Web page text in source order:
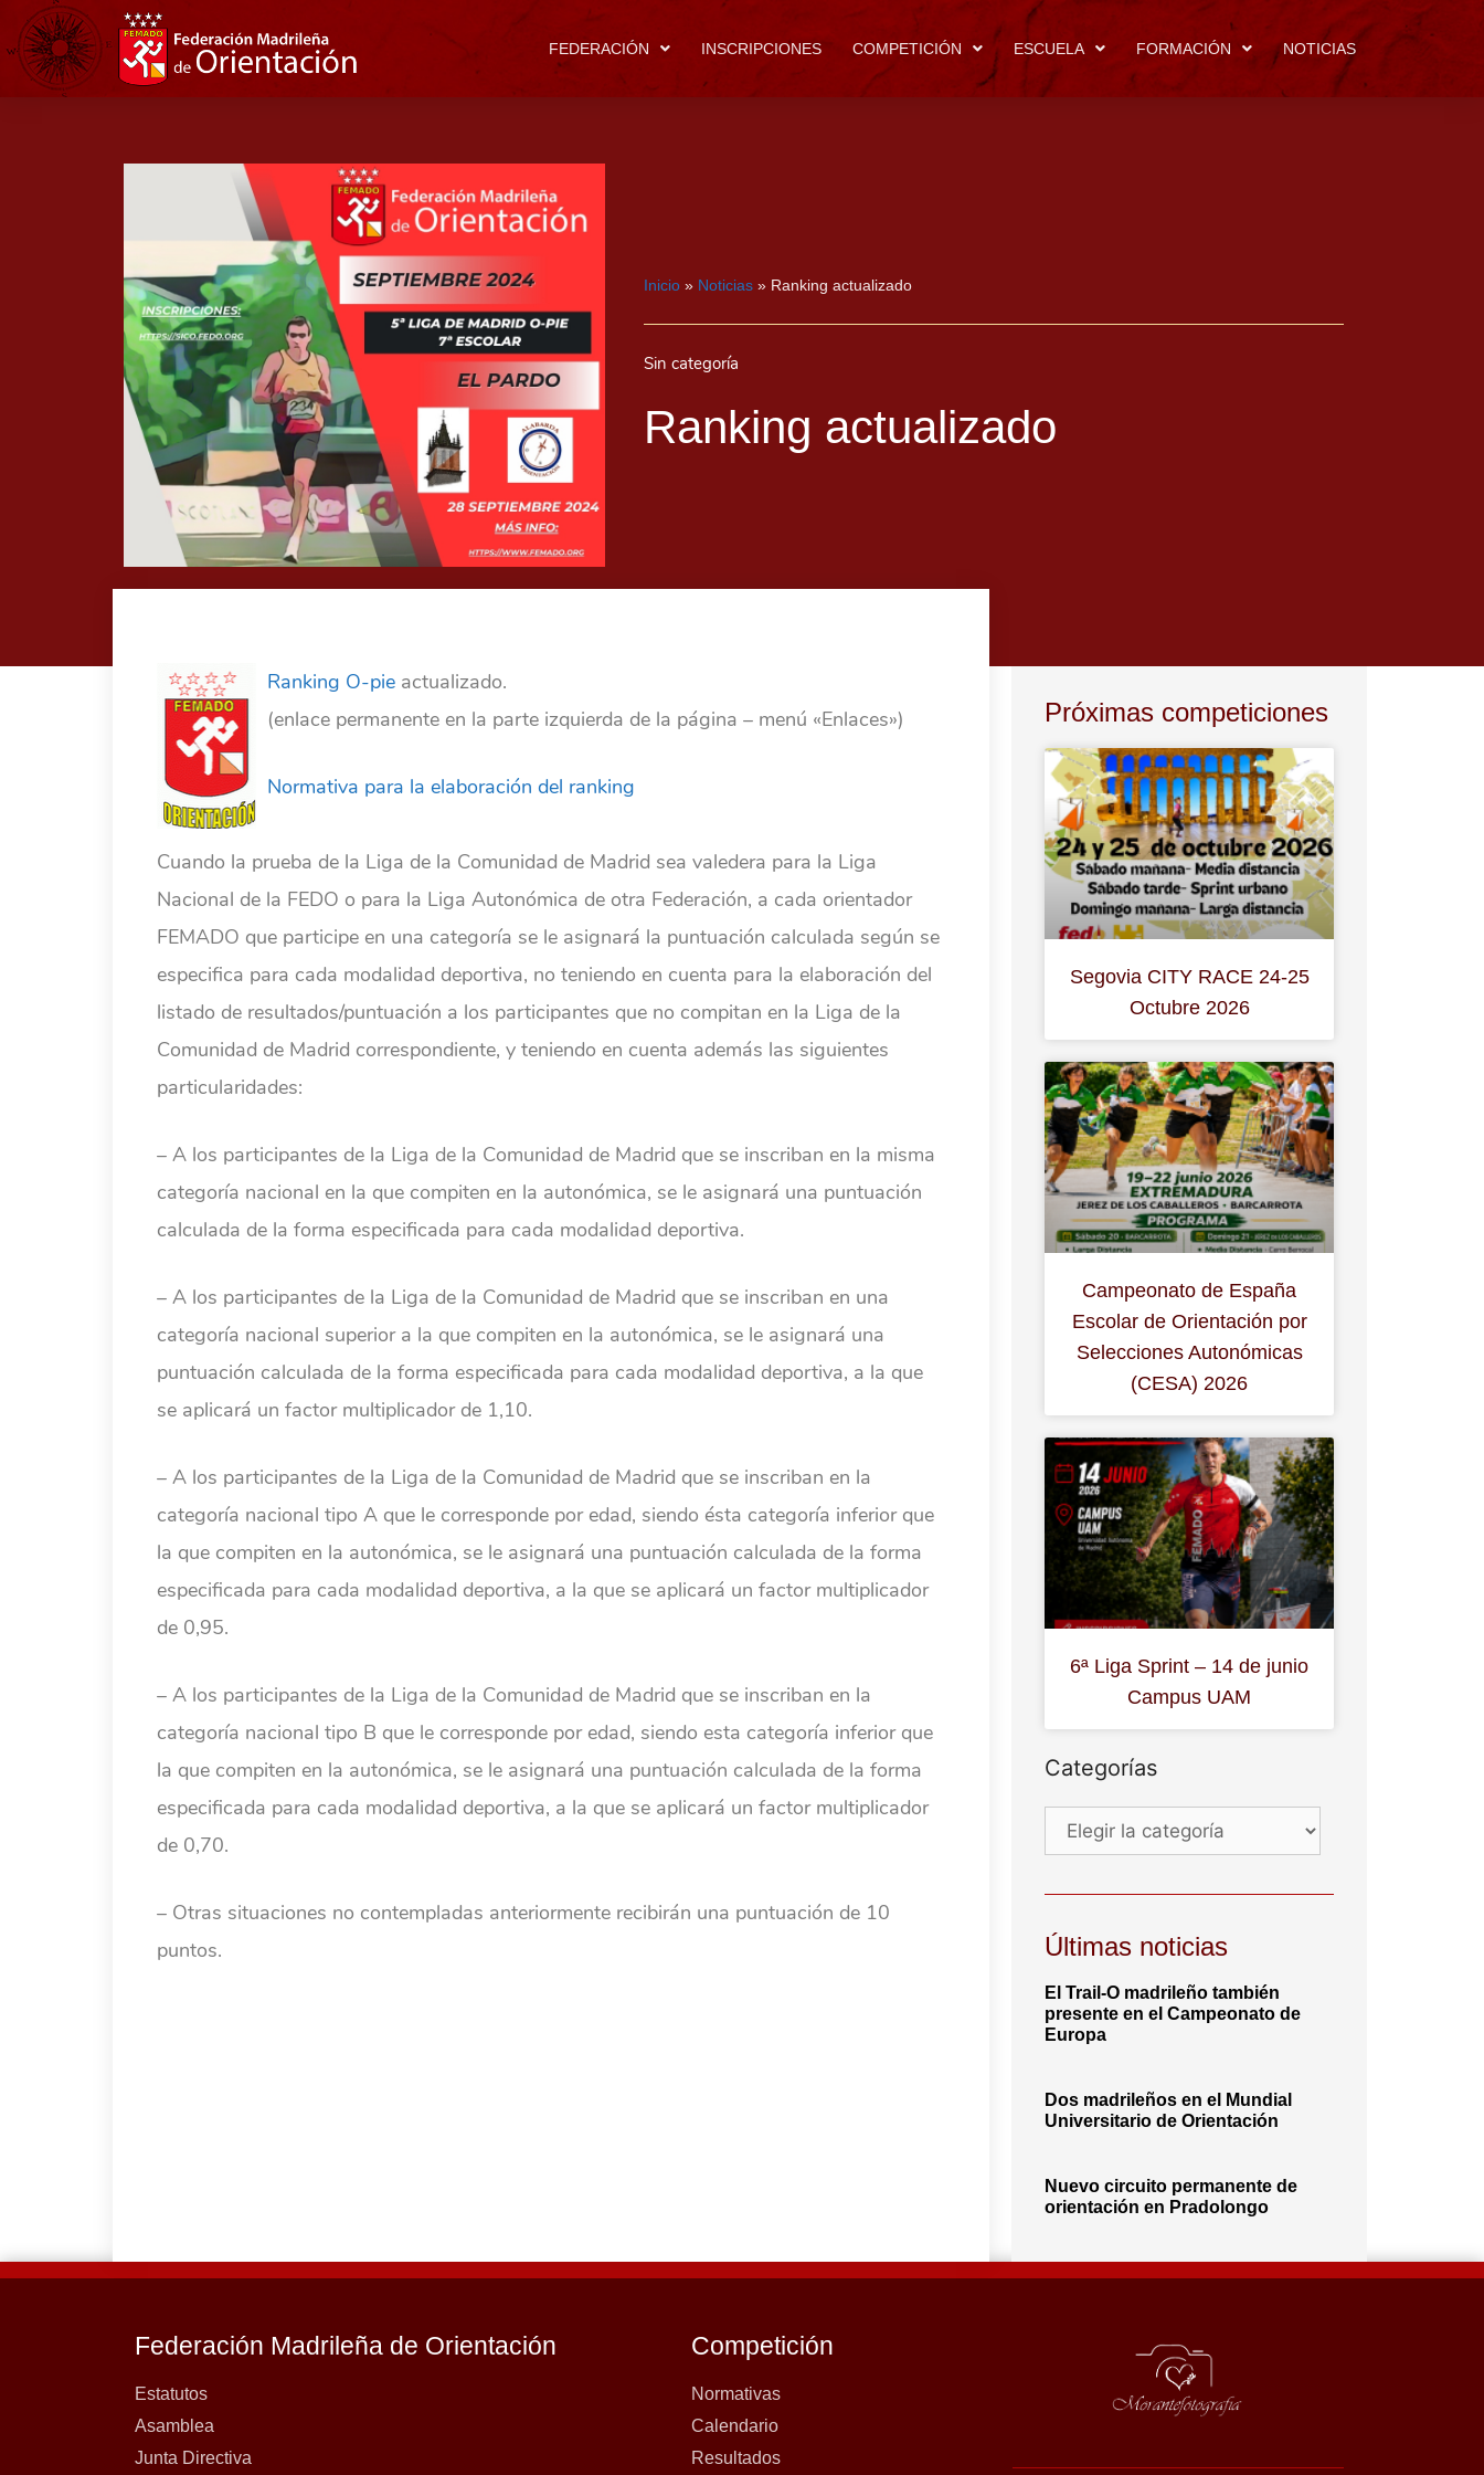
FEDERACIÓN INSCRIPCIONES COMPETICIÓN ESCUELA FORMACIÓN NOTICIAS
Inicio » Noticias » Ranking actualizado
Sin categoría
Ranking actualizado
Ranking O-pie actualizado.
(enlace permanente en la parte izquierda de la página – menú «Enlaces»)
Normativa para la elaboración del ranking
Cuando la prueba de la Liga de la Comunidad de Madrid sea valedera para la Liga
Nacional de la FEDO o para la Liga Autonómica de otra Federación, a cada orientador
FEMADO que participe en una categoría se le asignará la puntuación calculada según se
especifica para cada modalidad deportiva, no teniendo en cuenta para la elaboración del
listado de resultados/puntuación a los participantes que no compitan en la Liga de la
Comunidad de Madrid correspondiente, y teniendo en cuenta además las siguientes
particularidades:
– A los participantes de la Liga de la Comunidad de Madrid que se inscriban en la misma
categoría nacional en la que compiten en la autonómica, se le asignará una puntuación
calculada de la forma especificada para cada modalidad deportiva.
– A los participantes de la Liga de la Comunidad de Madrid que se inscriban en una
categoría nacional superior a la que compiten en la autonómica, se le asignará una
puntuación calculada de la forma especificada para cada modalidad deportiva, a la que
se aplicará un factor multiplicador de 1,10.
– A los participantes de la Liga de la Comunidad de Madrid que se inscriban en la
categoría nacional tipo A que le corresponde por edad, siendo ésta categoría inferior que
la que compiten en la autonómica, se le asignará una puntuación calculada de la forma
especificada para cada modalidad deportiva, a la que se aplicará un factor multiplicador
de 0,95.
– A los participantes de la Liga de la Comunidad de Madrid que se inscriban en la
categoría nacional tipo B que le corresponde por edad, siendo esta categoría inferior que
la que compiten en la autonómica, se le asignará una puntuación calculada de la forma
especificada para cada modalidad deportiva, a la que se aplicará un factor multiplicador
de 0,70.
– Otras situaciones no contempladas anteriormente recibirán una puntuación de 10
puntos.
Próximas competiciones
Segovia CITY RACE 24-25
Octubre 2026
Campeonato de España
Escolar de Orientación por
Selecciones Autonómicas
(CESA) 2026
6ª Liga Sprint – 14 de junio
Campus UAM
Categorías
Últimas noticias
El Trail-O madrileño también
presente en el Campeonato de
Europa
Dos madrileños en el Mundial
Universitario de Orientación
Nuevo circuito permanente de
orientación en Pradolongo
Federación Madrileña de Orientación
Estatutos
Asamblea
Junta Directiva
Competición
Normativas
Calendario
Resultados